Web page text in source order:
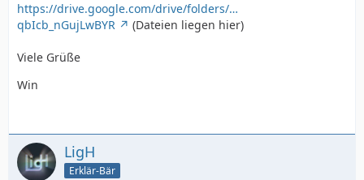
https://drive.google.com/drive/folders/…
qbIcb_nGujLwBYR
(Dateien liegen hier)
Viele Grüße
Win
LigH
Erklär-Bär